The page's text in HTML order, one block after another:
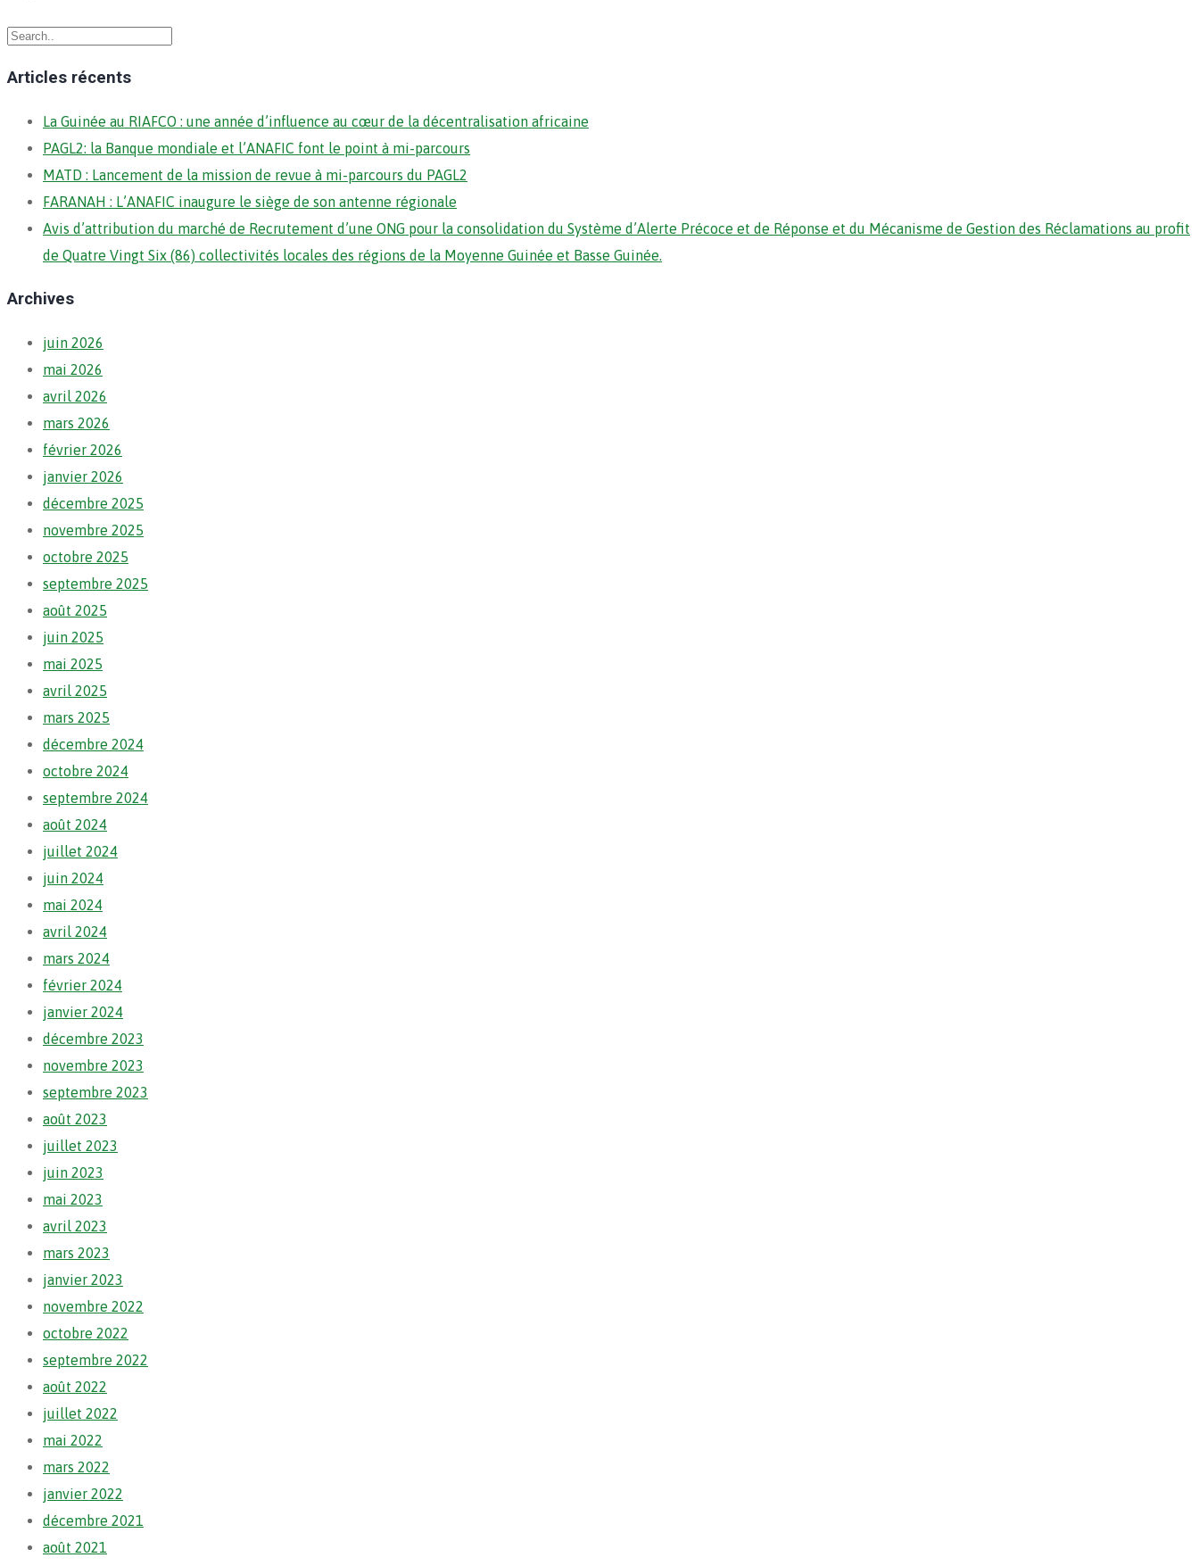
Articles récents
La Guinée au RIAFCO : une année d’influence au cœur de la décentralisation africaine
PAGL2: la Banque mondiale et l’ANAFIC font le point à mi-parcours
MATD : Lancement de la mission de revue à mi-parcours du PAGL2
FARANAH : L’ANAFIC inaugure le siège de son antenne régionale
Avis d’attribution du marché de Recrutement d’une ONG pour la consolidation du Système d’Alerte Précoce et de Réponse et du Mécanisme de Gestion des Réclamations au profit
de Quatre Vingt Six (86) collectivités locales des régions de la Moyenne Guinée et Basse Guinée.
Archives
juin 2026
mai 2026
avril 2026
mars 2026
février 2026
janvier 2026
décembre 2025
novembre 2025
octobre 2025
septembre 2025
août 2025
juin 2025
mai 2025
avril 2025
mars 2025
décembre 2024
octobre 2024
septembre 2024
août 2024
juillet 2024
juin 2024
mai 2024
avril 2024
mars 2024
février 2024
janvier 2024
décembre 2023
novembre 2023
septembre 2023
août 2023
juillet 2023
juin 2023
mai 2023
avril 2023
mars 2023
janvier 2023
novembre 2022
octobre 2022
septembre 2022
août 2022
juillet 2022
mai 2022
mars 2022
janvier 2022
décembre 2021
août 2021